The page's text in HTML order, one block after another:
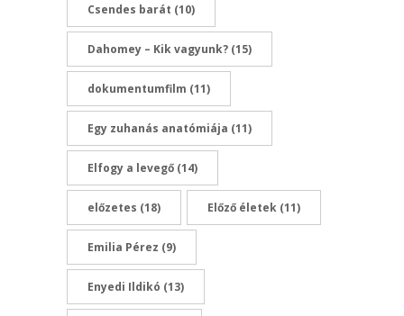
Csendes barát (10)
Dahomey – Kik vagyunk? (15)
dokumentumfilm (11)
Egy zuhanás anatómiája (11)
Elfogy a levegő (14)
előzetes (18) Előző életek (11)
Emilia Pérez (9)
Enyedi Ildikó (13)